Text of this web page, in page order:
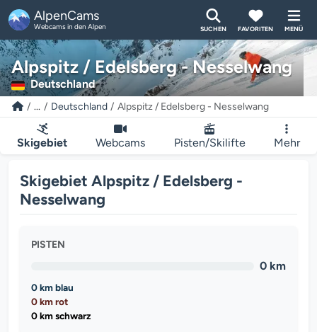
AlpenCams
Webcams in den Alpen SUCHEN FAVORITEN MENÜ
Alpspitz / Edelsberg - Nesselwang
Deutschland
... Deutschland Alpspitz / Edelsberg - Nesselwang
Skigebiet Webcams Pisten/Skilifte Mehr
Skigebiet Alpspitz / Edelsberg -
Nesselwang
PISTEN
0 km
0 km blau
0 km rot
0 km schwarz